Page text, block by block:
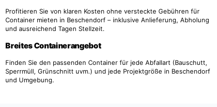
Profitieren Sie von klaren Kosten ohne versteckte Gebühren für
Container mieten in Beschendorf – inklusive Anlieferung, Abholung
und ausreichend Tagen Stellzeit.
Breites Containerangebot
Finden Sie den passenden Container für jede Abfallart (Bauschutt,
Sperrmüll, Grünschnitt uvm.) und jede Projektgröße in Beschendorf
und Umgebung.